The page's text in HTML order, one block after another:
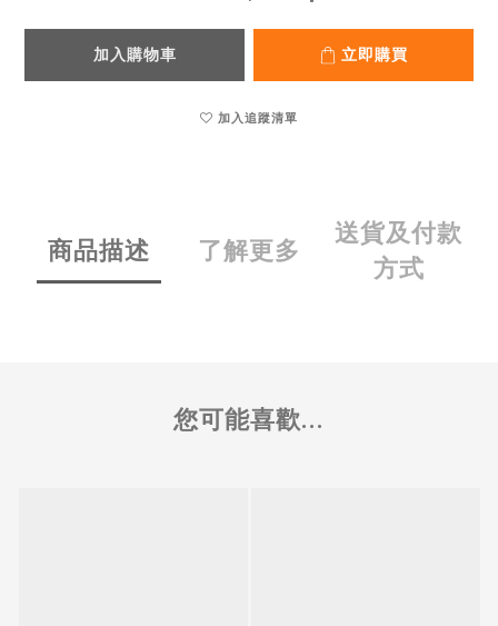
加入購物車 立即購買
加入追蹤清單
商品描述 了解更多
送貨及付款
方式
您可能喜歡...